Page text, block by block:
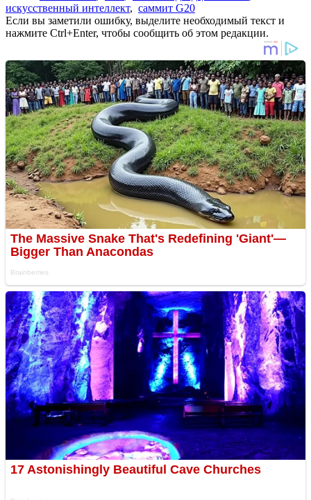
искусственный интеллект, саммит G20
Если вы заметили ошибку, выделите необходимый текст и
нажмите Ctrl+Enter, чтобы сообщить об этом редакции.